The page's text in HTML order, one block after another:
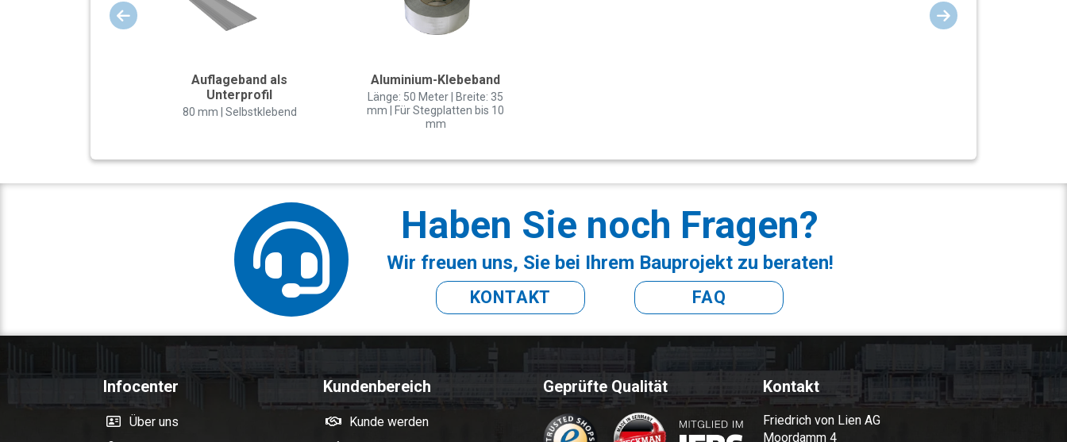
Auflageband als
Unterprofil
80 mm | Selbstklebend
Aluminium-Klebeband
Länge: 50 Meter | Breite: 35
mm | Für Stegplatten bis 10
mm
Haben Sie noch Fragen?
Wir freuen uns, Sie bei Ihrem Bauprojekt zu beraten!
KONTAKT FAQ
Infocenter
Über uns
Kundenbereich
Kunde werden
Geprüfte Qualität Kontakt
Friedrich von Lien AG
Moordamm 4